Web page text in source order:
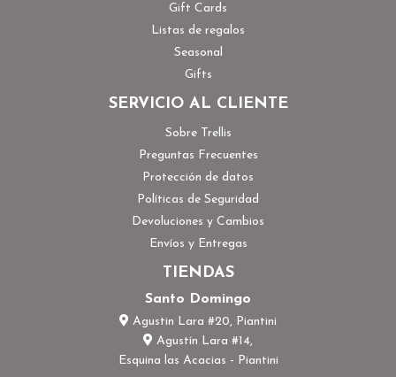
Gift Cards
Listas de regalos
Seasonal
Gifts
SERVICIO AL CLIENTE
Sobre Trellis
Preguntas Frecuentes
Protección de datos
Políticas de Seguridad
Devoluciones y Cambios
Envíos y Entregas
TIENDAS
Santo Domingo
Agustin Lara #20, Piantini
Agustín Lara #14,
Esquina las Acacias - Piantini